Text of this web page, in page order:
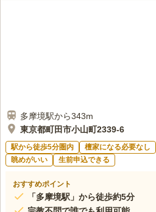
多摩境駅から343m
東京都町田市小山町2339-6
駅から徒歩5分圏内 檀家になる必要なし
眺めがいい
生前申込できる
おすすめポイント
「多摩境駅」から徒歩約5分